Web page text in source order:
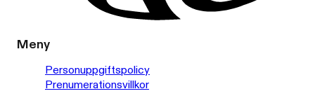
Meny
Personuppgiftspolicy
Prenumerationsvillkor